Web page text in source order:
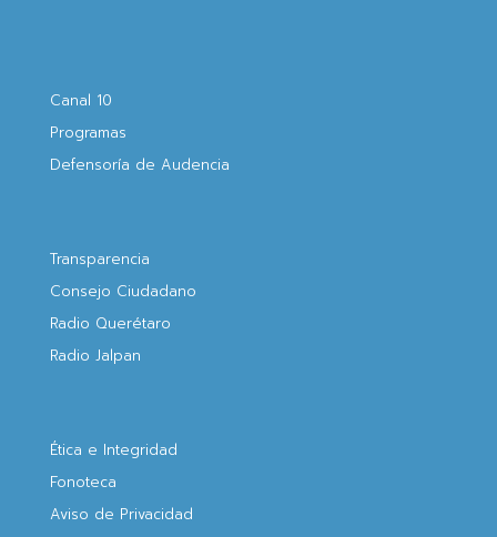
Canal 10
Programas
Defensoría de Audencia
Transparencia
Consejo Ciudadano
Radio Querétaro
Radio Jalpan
Ética e Integridad
Fonoteca
Aviso de Privacidad